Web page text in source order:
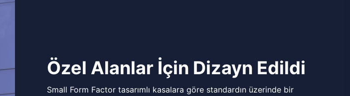
Özel Alanlar İçin Dizayn Edildi
Small Form Factor tasarımlı kasalara göre standardın üzerinde bir